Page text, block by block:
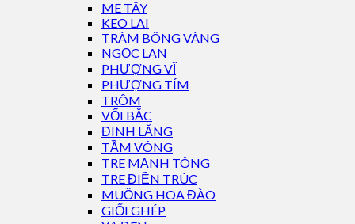
ME TÂY
KEO LAI
TRÀM BÔNG VÀNG
NGỌC LAN
PHƯỢNG VĨ
PHƯỢNG TÍM
TRÔM
VỐI BẮC
ĐINH LĂNG
TẦM VÔNG
TRE MẠNH TÔNG
TRE ĐIỀN TRÚC
MUỒNG HOA ĐÀO
GIỔI GHÉP